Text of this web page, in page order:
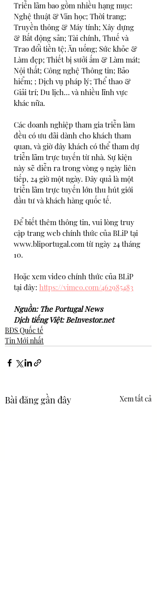
Triễn lãm bao gồm nhiều hạng mục:
Nghệ thuật & Văn học; Thời trang;
Truyền thông & Máy tính; Xây dựng
& Bất động sản; Tài chính, Thuế và
Trao đổi tiền tệ; Ăn uống; Sức khỏe &
Làm đẹp; Thiết bị sưởi ấm & Làm mát;
Nội thất; Công nghệ Thông tin; Bảo
hiểm; ; Dịch vụ pháp lý; Thể thao &
Giải trí; Du lịch… và nhiều lĩnh vực
khác nữa.
Các doanh nghiệp tham gia triễn làm
đều có ưu đãi dành cho khách tham
quan, và giờ đây khách có thể tham dự
triễn lãm trực tuyến từ nhà. Sự kiện
này sẽ diễn ra trong vòng 9 ngày liên
tiếp, 24 giờ một ngày. Đây quả là một
triễn lãm trực tuyến lớn thu hút giới
đầu tư và khách hàng quốc tế.
Để biết thêm thông tin, vui lòng truy
cập trang web chính thức của BLiP tại
www.bliportugal.com từ ngày 24 tháng
10.
Hoặc xem video chính thức của BLiP
tại đây: https://vimeo.com/462985483
Nguồn: The Portugal News
Dịch tiếng Việt: BeInvestor.net
BĐS Quốc tế
Tin Mới nhất
Bài đăng gần đây Xem tất cả